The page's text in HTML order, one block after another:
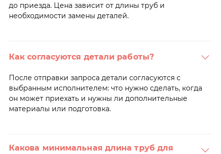
до приезда. Цена зависит от длины труб и
необходимости замены деталей.
Как согласуются детали работы?
После отправки запроса детали согласуются с
выбранным исполнителем: что нужно сделать, когда
он может приехать и нужны ли дополнительные
материалы или подготовка.
Какова минимальная длина труб для